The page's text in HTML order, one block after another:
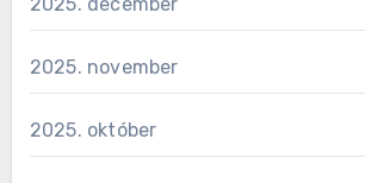
2025. november
2025. október